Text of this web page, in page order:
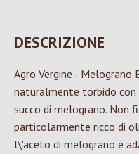
DESCRIZIONE
Agro Vergine -
naturalmente torbido
succo di melograno. Non
particolarmente ricco di
l\'aceto di melograno è